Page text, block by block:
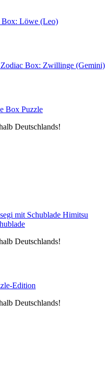
Box: Löwe (Leo)
Zodiac Box: Zwillinge (Gemini)
Box Puzzle
Deutschlands!
Himitsu
Deutschlands!
Edition
Deutschlands!